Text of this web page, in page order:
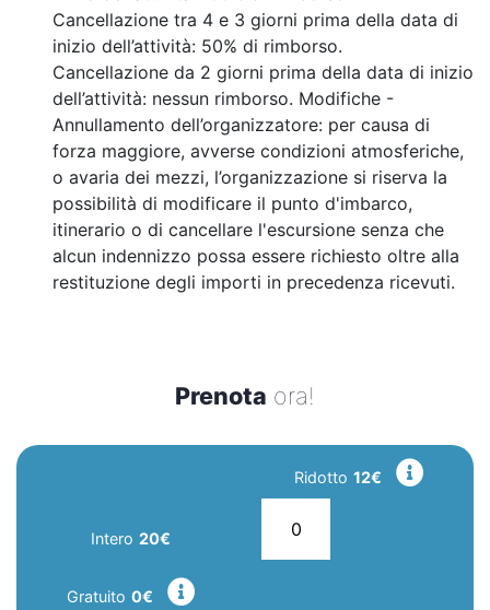
Cancellazione tra 4 e 3 giorni prima della data di
inizio dell’attività: 50% di rimborso.
Cancellazione da 2 giorni prima della data di inizio
dell’attività: nessun rimborso. Modifiche -
Annullamento dell’organizzatore: per causa di
forza maggiore, avverse condizioni atmosferiche,
o avaria dei mezzi, l’organizzazione si riserva la
possibilità di modificare il punto d'imbarco,
itinerario o di cancellare l'escursione senza che
alcun indennizzo possa essere richiesto oltre alla
restituzione degli importi in precedenza ricevuti.
Prenota ora!
Intero 20€
Ridotto 12€
Gratuito 0€